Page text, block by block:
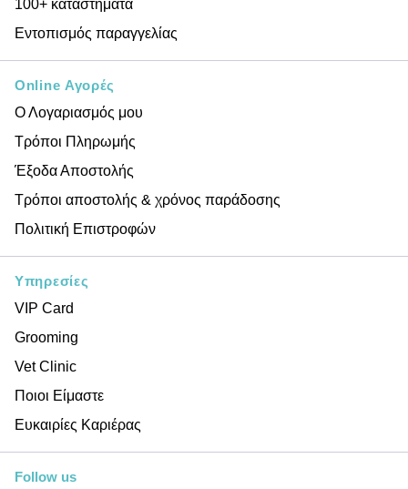
100+ καταστήματα
Εντοπισμός παραγγελίας
Online Αγορές
Ο Λογαριασμός μου
Τρόποι Πληρωμής
Έξοδα Αποστολής
Τρόποι αποστολής & χρόνος παράδοσης
Πολιτική Επιστροφών
Υπηρεσίες
VIP Card
Grooming
Vet Clinic
Ποιοι Είμαστε
Ευκαιρίες Καριέρας
Follow us